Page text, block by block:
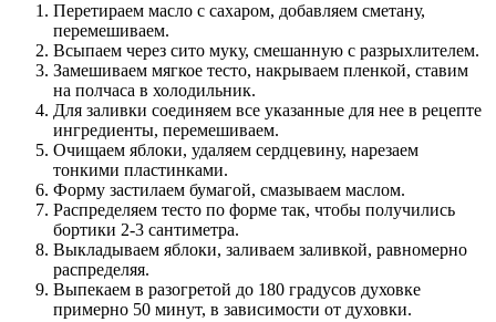
Перетираем масло с сахаром, добавляем сметану,
перемешиваем.
Всыпаем через сито муку, смешанную с разрыхлителем.
Замешиваем мягкое тесто, накрываем пленкой, ставим
на полчаса в холодильник.
Для заливки соединяем все указанные для нее в рецепте
ингредиенты, перемешиваем.
Очищаем яблоки, удаляем сердцевину, нарезаем
тонкими пластинками.
Форму застилаем бумагой, смазываем маслом.
Распределяем тесто по форме так, чтобы получились
бортики 2-3 сантиметра.
Выкладываем яблоки, заливаем заливкой, равномерно
распределяя.
Выпекаем в разогретой до 180 градусов духовке
примерно 50 минут, в зависимости от духовки.